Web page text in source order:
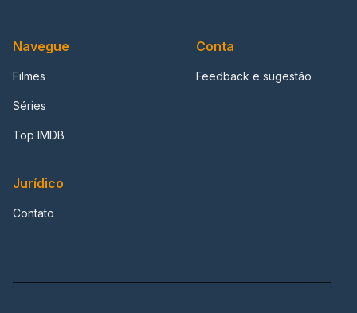
Navegue
Filmes
Séries
Top IMDB
Conta
Feedback e sugestão
Jurídico
Contato